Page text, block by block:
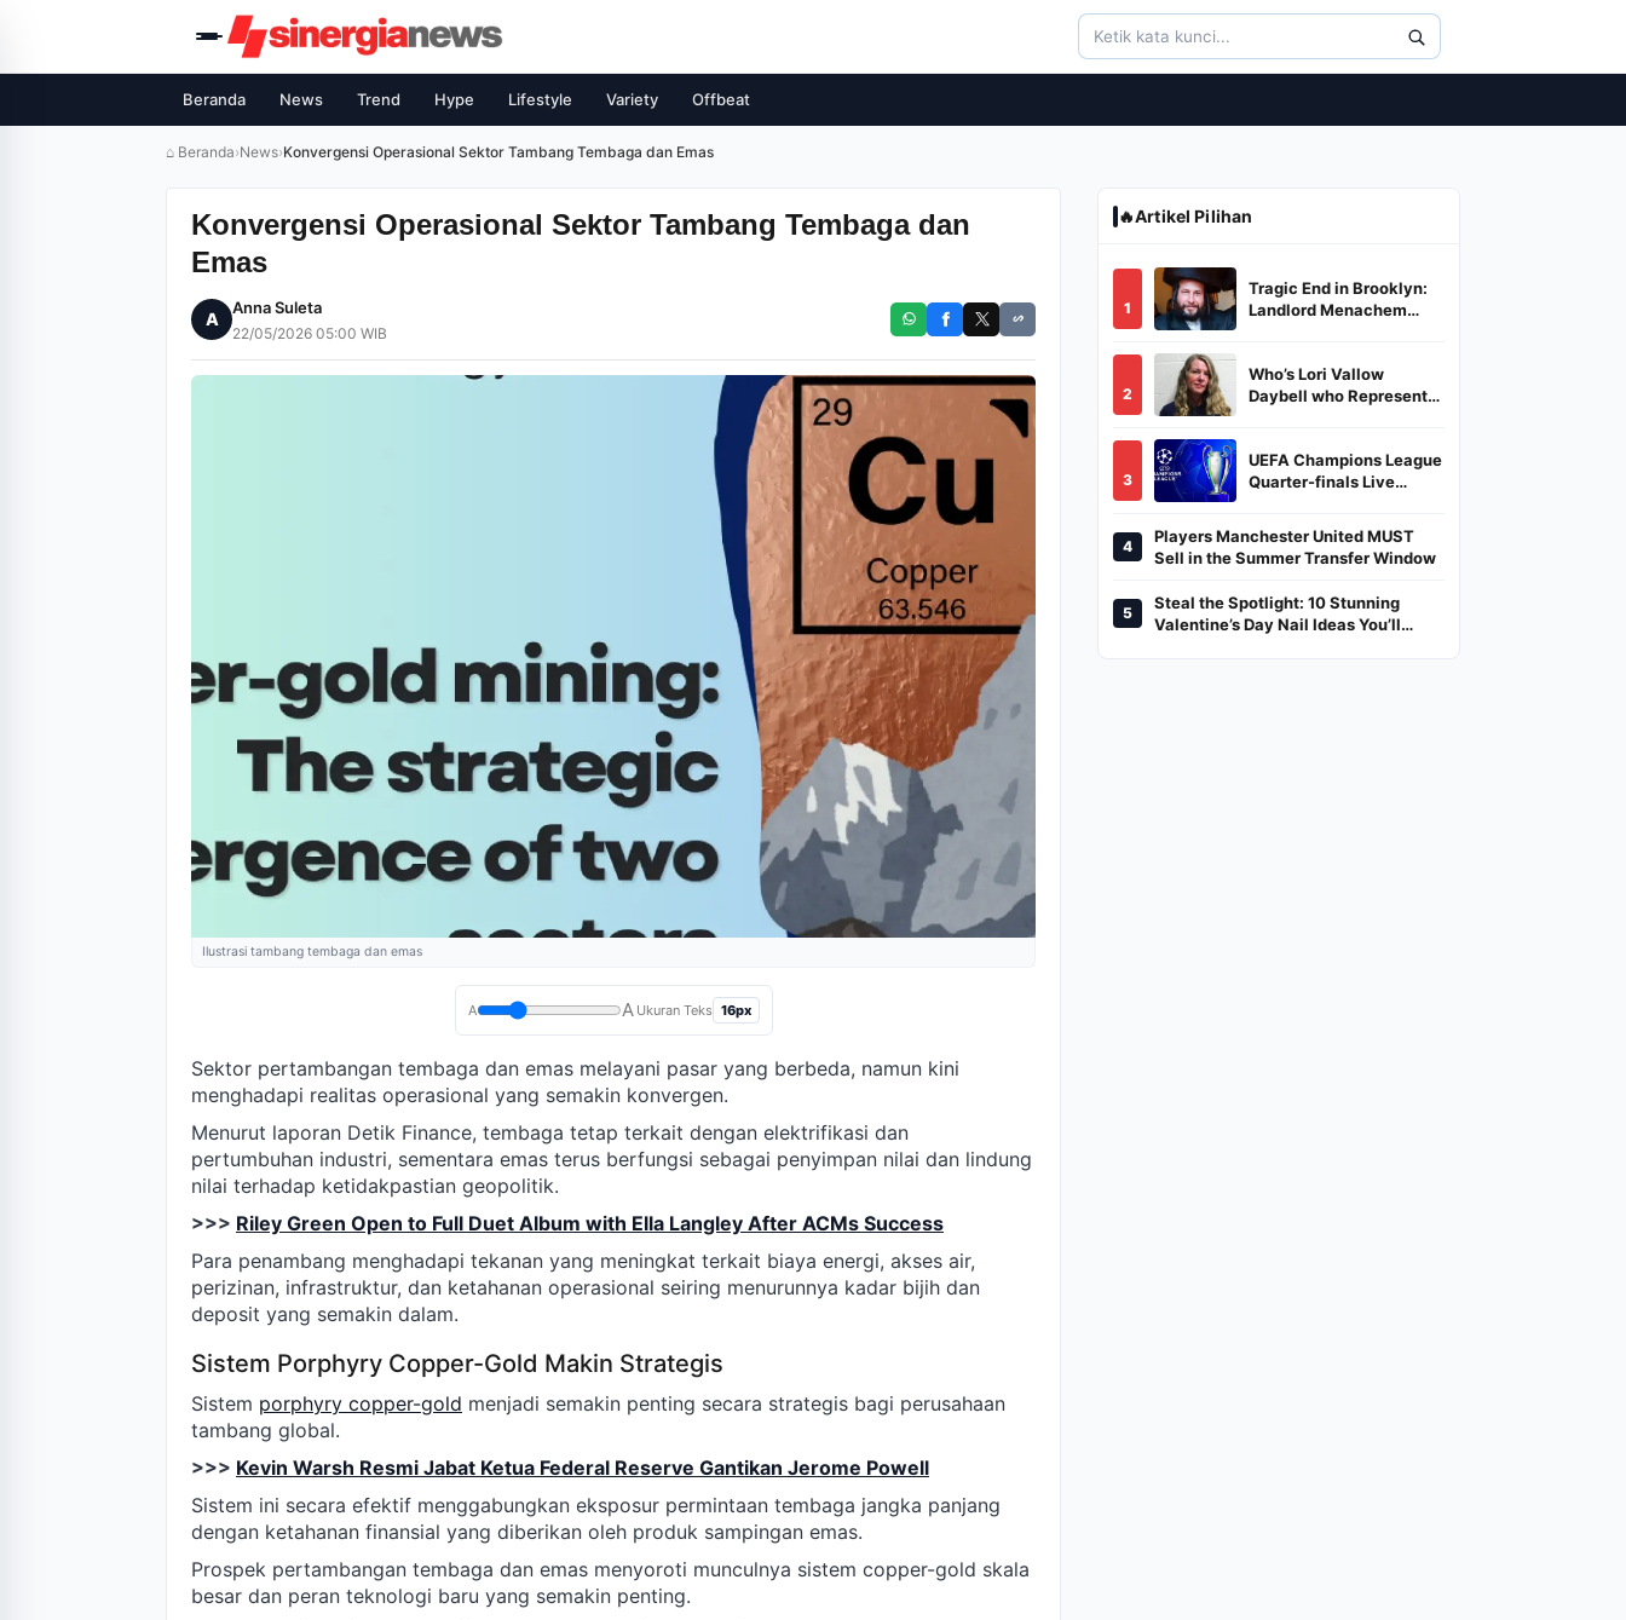
Beranda News Trend Hype Lifestyle Variety Offbeat
⌂ Beranda›News›Konvergensi Operasional Sektor Tambang Tembaga dan Emas
Konvergensi Operasional Sektor Tambang Tembaga dan
Emas
A
Anna Suleta
22/05/2026 05:00 WIB
Ilustrasi tambang tembaga dan emas
A A Ukuran Teks 16px
Sektor pertambangan tembaga dan emas melayani pasar yang berbeda, namun kini
menghadapi realitas operasional yang semakin konvergen.
Menurut laporan Detik Finance, tembaga tetap terkait dengan elektrifikasi dan
pertumbuhan industri, sementara emas terus berfungsi sebagai penyimpan nilai dan lindung
nilai terhadap ketidakpastian geopolitik.
>>> Riley Green Open to Full Duet Album with Ella Langley After ACMs Success
Para penambang menghadapi tekanan yang meningkat terkait biaya energi, akses air,
perizinan, infrastruktur, dan ketahanan operasional seiring menurunnya kadar bijih dan
deposit yang semakin dalam.
Sistem Porphyry Copper-Gold Makin Strategis
Sistem porphyry copper-gold menjadi semakin penting secara strategis bagi perusahaan
tambang global.
>>> Kevin Warsh Resmi Jabat Ketua Federal Reserve Gantikan Jerome Powell
Sistem ini secara efektif menggabungkan eksposur permintaan tembaga jangka panjang
dengan ketahanan finansial yang diberikan oleh produk sampingan emas.
Prospek pertambangan tembaga dan emas menyoroti munculnya sistem copper-gold skala
besar dan peran teknologi baru yang semakin penting.
🔥Artikel Pilihan
1
Tragic End in Brooklyn:
Landlord Menachem
Burned in a Dumpster
2
Who’s Lori Vallow
Daybell who Represents
3
UEFA Champions League
Quarter-finals Live
And Where To Watch
4
Players Manchester United MUST
Sell in the Summer Transfer Window
5
Steal the Spotlight: 10 Stunning
Valentine’s Day Nail Ideas You’ll